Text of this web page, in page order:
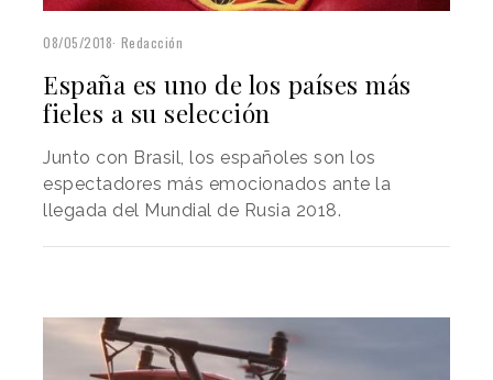
08/05/2018 Redacción
España es uno de los países más
fieles a su selección
Junto con Brasil, los españoles son los
espectadores más emocionados ante la
llegada del Mundial de Rusia 2018.